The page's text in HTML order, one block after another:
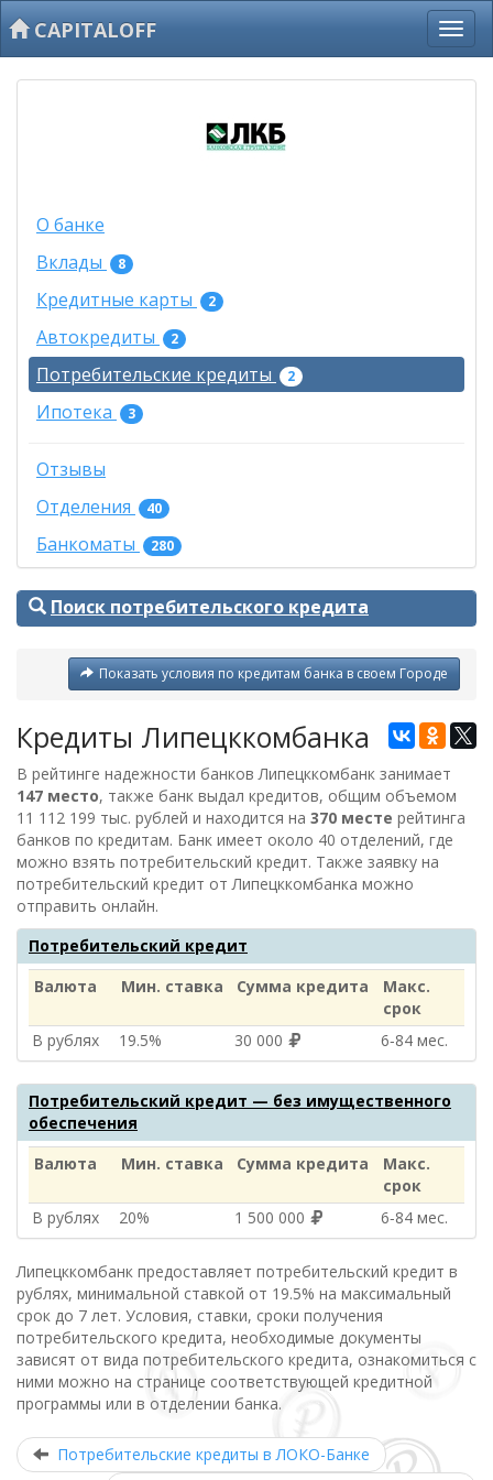
CAPITALOFF
О банке
Вклады
8
Кредитные карты 2
Автокредиты 2
Потребительские кредиты 2
Ипотека 3
Отзывы
Отделения
40
Банкоматы 280
Поиск потребительского кредита
Показать условия по кредитам банка в своем Городе
Кредиты Липецккомбанка
В рейтинге надежности банков Липецккомбанк занимает
147 место, также банк выдал кредитов, общим объемом
11 112 199 тыс. рублей и находится на 370 месте рейтинга
банков по кредитам. Банк имеет около 40 отделений, где
можно взять потребительский кредит. Также заявку на
потребительский кредит отЛипецккомбанка можно
отправить онлайн.
Потребительский кредит
Валюта
Мин. ставка Сумма кредита
Макс.
срок
В рублях
19.5% 30 000 6‑84 мес.
Потребительский кредит — без имущественного
обеспечения
Валюта
Мин. ставка Сумма кредита
Макс.
срок
В рублях
20% 1 500 000 6‑84 мес.
Липецккомбанк предоставляет потребительский кредит в
рублях, минимальной ставкой от 19.5% на максимальный
срок до 7 лет. Условия, ставки, сроки получения
потребительского кредита, необходимые документы
зависят от вида потребительского кредита, ознакомиться с
ними можно на странице соответствующей кредитной
программы или в отделении банка.
Потребительские кредиты в ЛОКО-Банке